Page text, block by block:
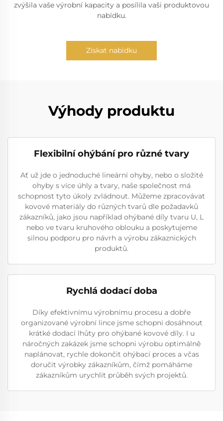
zvýšila vaše výrobní kapacity a posílila vaši produktovou
nabídku.
Získat nabídku
Výhody produktu
Flexibilní ohýbání pro různé tvary
Ať už jde o jednoduché lineární ohyby, nebo o složité
ohyby s více úhly a tvary, naše společnost má
schopnost tyto úkoly zvládnout. Můžeme zpracovávat
kovové materiály do různých tvarů dle požadavků
zákazníků, jako jsou například ohýbané díly tvaru U, L
nebo ve tvaru kruhového oblouku a poskytujeme
silnou podporu pro návrh a výrobu zákaznických
produktů.
Rychlá dodací doba
Díky efektivnímu výrobnímu procesu a dobře
organizované výrobní lince jsme schopni dosáhnout
krátké dodací lhůty pro ohýbané kovové díly. I u
náročných zakázek jsme schopni výrobu optimálně
naplánovat, rychle dokončit ohýbací proces a včas
doručit výrobky zákazníkům, čímž pomáháme
zákazníkům urychlit průběh svých projektů.